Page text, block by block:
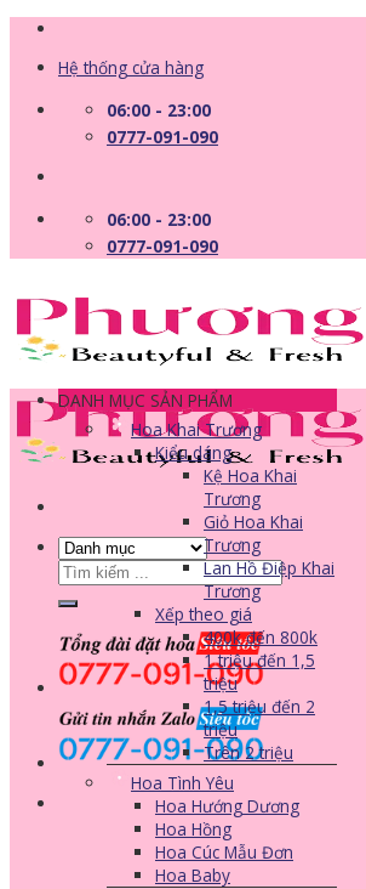
Skip
contentHệ thống cửa hàng
06:00 - 23:00
0777-091-090
06:00 - 23:00
0777-091-090
Tìm
kiếm:
DANH MỤC SẢN PHẨM
Hoa Khai Trương
Kiểu dáng
Kệ Hoa Khai
Trương
Giỏ Hoa Khai
Trương
Lan Hồ Điệp Khai
Trương
Xếp theo giá
400k đến 800k
1 triệu đến 1,5
triệu
1,5 triệu đến 2
triệu
Trên 2 triệu
Hoa Tình Yêu
Hoa Hướng Dương
Hoa Hồng
Hoa Cúc Mẫu Đơn
Hoa Baby